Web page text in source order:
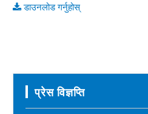
डाउनलोड गर्नुहोस्
प्रेस विज्ञप्ति